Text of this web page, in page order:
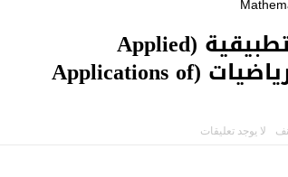
ما الفرق بين الرياضيات التطبيقية (Applied
Mathematics) وتطبيقات الرياضيات (Applications of
لا يوجد تعليقات